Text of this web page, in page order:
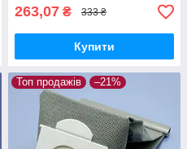
263,07 ₴ 333 ₴
Купити
Топ продажів –21%